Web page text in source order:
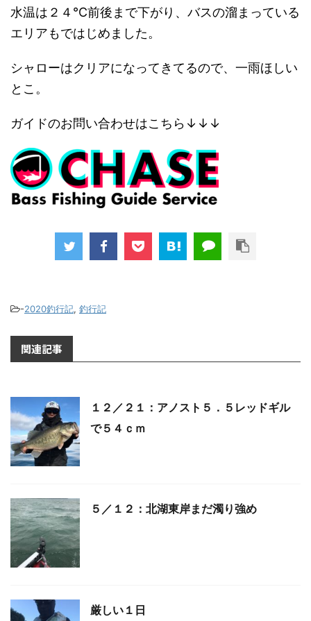
水温は２４℃前後まで下がり、バスの溜まっている
エリアもではじめました。
シャローはクリアになってきてるので、一雨ほしい
とこ。
ガイドのお問い合わせはこちら↓↓↓
-2020釣行記, 釣行記
関連記事
１２／２１：アノスト５．５レッドギル
で５４ｃｍ
５／１２：北湖東岸まだ濁り強め
厳しい１日